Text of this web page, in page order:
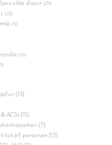
côte d'azur (25)
(22)
(5)
(16)
(13)
ACSI (15)
(7)
tot elf personen (13)